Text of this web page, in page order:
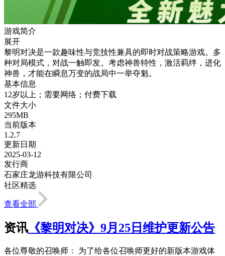
游戏简介
展开
黎明对决是一款趣味性与竞技性兼具的即时对战策略游戏。多
种对局模式，对战一触即发。考虑神兽特性，激活羁绊，进化
神兽，才能在瞬息万变的战局中一举夺魁。
基本信息
12岁以上；需要网络；付费下载
文件大小
295MB
当前版本
1.2.7
更新日期
2025-03-12
发行商
石家庄龙游科技有限公司
社区精选
查看全部
资讯 《黎明对决》9月25日维护更新公告
各位尊敬的召唤师： 为了给各位召唤师更好的新版本游戏体